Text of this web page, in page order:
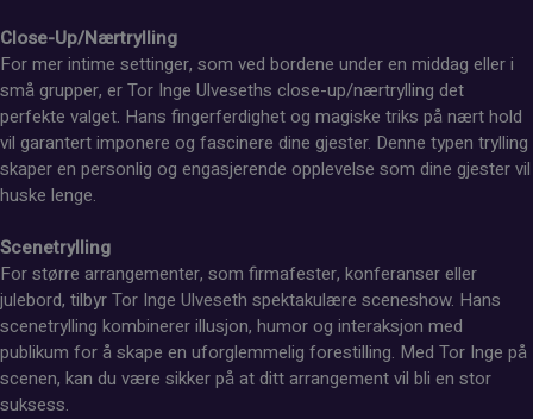
Close-Up/Nærtrylling
For mer intime settinger, som ved bordene under en middag eller i
små grupper, er Tor Inge Ulveseths close-up/nærtrylling det
perfekte valget. Hans fingerferdighet og magiske triks på nært hold
vil garantert imponere og fascinere dine gjester. Denne typen trylling
skaper en personlig og engasjerende opplevelse som dine gjester vil
huske lenge.
Scenetrylling
For større arrangementer, som firmafester, konferanser eller
julebord, tilbyr Tor Inge Ulveseth spektakulære sceneshow. Hans
scenetrylling kombinerer illusjon, humor og interaksjon med
publikum for å skape en uforglemmelig forestilling. Med Tor Inge på
scenen, kan du være sikker på at ditt arrangement vil bli en stor
suksess.